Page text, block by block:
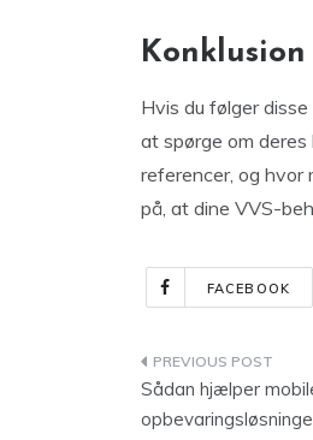
Konklusion
Hvis du følger
at spørge om
referencer, og hvor
på, at dine VVS-
FACEBOOK
Sådan hjælper